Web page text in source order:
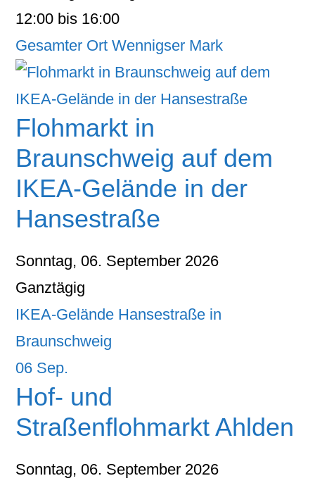
12:00 bis 16:00
Gesamter Ort Wennigser Mark
Flohmarkt in
Braunschweig auf dem
IKEA-Gelände in der
Hansestraße
Sonntag, 06. September 2026
Ganztägig
IKEA-Gelände Hansestraße in
Braunschweig
06 Sep.
Hof- und
Straßenflohmarkt Ahlden
Sonntag, 06. September 2026